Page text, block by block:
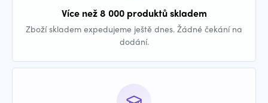
Více než 8 000 produktů skladem
Zboží skladem expedujeme ještě dnes. Žádné čekání na
dodání.